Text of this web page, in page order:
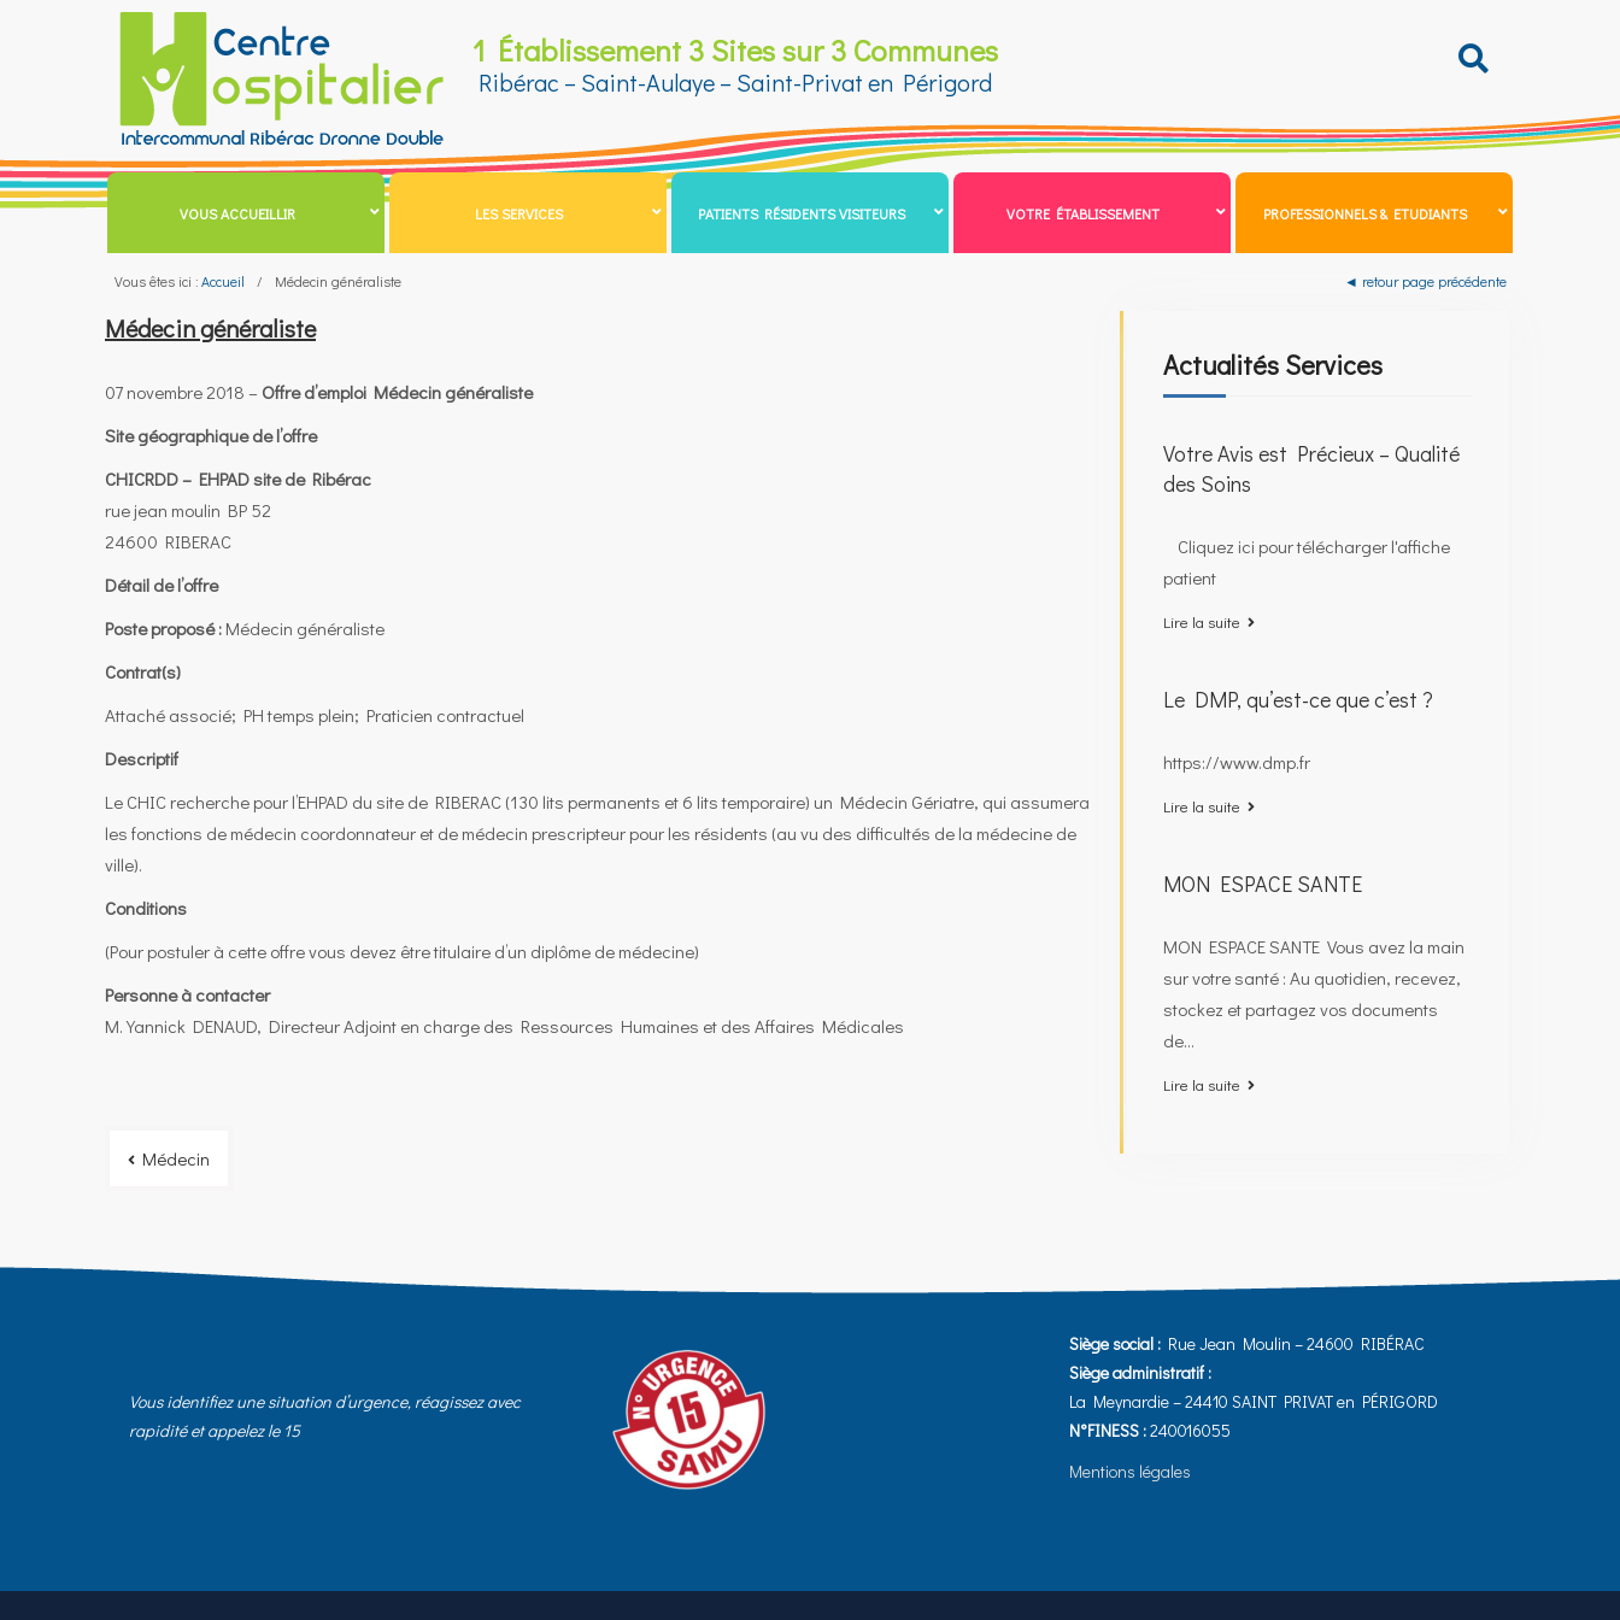
1 Établissement 3 Sites sur 3 Communes
Ribérac – Saint-Aulaye – Saint-Privat en Périgord
VOUS ACCUEILLIR LES SERVICES PATIENTS RÉSIDENTS VISITEURS VOTRE ÉTABLISSEMENT PROFESSIONNELS & ETUDIANTS
◄ retour page précédente
Vous êtes ici :Accueil Médecin généraliste
Médecin généraliste
07 novembre 2018 – Offre d’emploi Médecin généraliste
Site géographique de l’offre
CHICRDD – EHPAD site de Ribérac
rue jean moulin BP 52
24600 RIBERAC
Détail de l’offre
Poste proposé : Médecin généraliste
Contrat(s)
Attaché associé; PH temps plein; Praticien contractuel
Descriptif
Le CHIC recherche pour l’EHPAD du site de RIBERAC (130 lits permanents et 6 lits temporaire) un Médecin Gériatre, qui assumera
les fonctions de médecin coordonnateur et de médecin prescripteur pour les résidents (au vu des difficultés de la médecine de
ville).
Conditions
(Pour postuler à cette offre vous devez être titulaire d’un diplôme de médecine)
Personne à contacter
M. Yannick DENAUD, Directeur Adjoint en charge des Ressources Humaines et des Affaires Médicales
Navigation
Médecin
Actualités Services
Votre Avis est Précieux – Qualité
des Soins
Cliquez ici pour télécharger l'affiche
patient
Lire la suite
Le DMP, qu’est-ce que c’est ?
https://www.dmp.fr
Lire la suite
MON ESPACE SANTE
MON ESPACE SANTE Vous avez la main
sur votre santé : Au quotidien, recevez,
stockez et partagez vos documents
de…
Lire la suite
Vous identifiez une situation d’urgence, réagissez avec
rapidité et appelez le 15
Siège social :Rue Jean Moulin – 24600 RIBÉRAC
Siège administratif :
La Meynardie – 24410 SAINT PRIVAT en PÉRIGORD
N°FINESS :240016055
Mentions légales